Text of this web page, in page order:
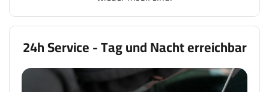
24h Service - Tag und Nacht erreichbar